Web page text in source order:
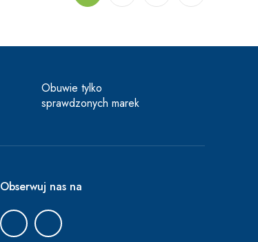
Obuwie tylko
sprawdzonych marek
Obserwuj nas na